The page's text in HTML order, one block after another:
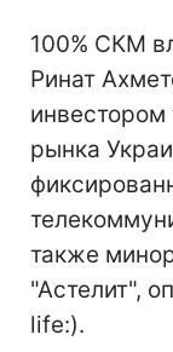
100% СКМ
Ринат
инвестором
рынка
также
"Астелит",
life:).